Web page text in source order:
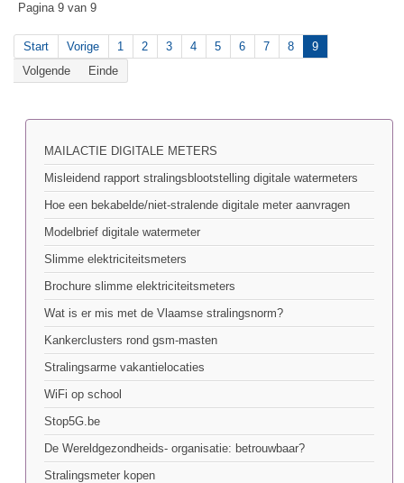
Pagina 9 van 9
Start Vorige 1 2 3 4 5 6 7 8
9
Volgende
Einde
MAILACTIE DIGITALE METERS
Misleidend rapport stralingsblootstelling digitale watermeters
Hoe een bekabelde/niet-stralende digitale meter aanvragen
Modelbrief digitale watermeter
Slimme elektriciteitsmeters
Brochure slimme elektriciteitsmeters
Wat is er mis met de Vlaamse stralingsnorm?
Kankerclusters rond gsm-masten
Stralingsarme vakantielocaties
WiFi op school
Stop5G.be
De Wereldgezondheids- organisatie: betrouwbaar?
Stralingsmeter kopen